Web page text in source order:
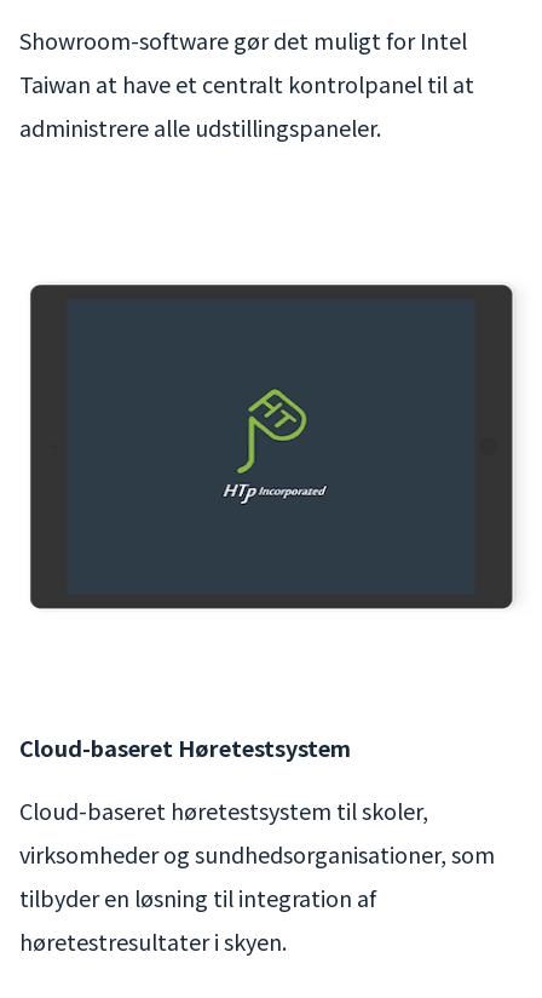
Showroom-software gør det muligt for Intel
Taiwan at have et centralt kontrolpanel til at
administrere alle udstillingspaneler.
Cloud-baseret Høretestsystem
Cloud-baseret høretestsystem til skoler,
virksomheder og sundhedsorganisationer, som
tilbyder en løsning til integration af
høretestresultater i skyen.